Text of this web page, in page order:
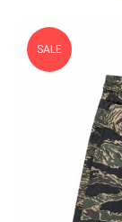
SALE